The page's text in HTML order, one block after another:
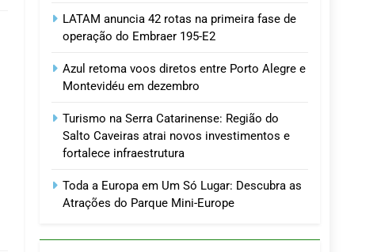
LATAM anuncia 42 rotas na primeira fase de
operação do Embraer 195-E2
Azul retoma voos diretos entre Porto Alegre e
Montevidéu em dezembro
Turismo na Serra Catarinense: Região do
Salto Caveiras atrai novos investimentos e
fortalece infraestrutura
Toda a Europa em Um Só Lugar: Descubra as
Atrações do Parque Mini-Europe